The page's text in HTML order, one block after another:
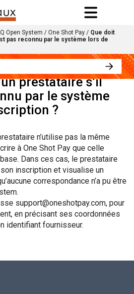
Open System / One Shot Pay / Que doit
pas reconnu par le système lors de
prestataire s’il
par le système
?
n’utilise pas la même
à One Shot Pay que celle
Dans ces cas, le prestataire
inscription et visualise un
correspondance n’a pu être
support@oneshotpay.com, pour
en précisant ses coordonnées
identifiant fournisseur.